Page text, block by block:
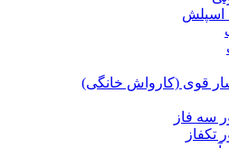
اسپلش
قوی (کارواش خانگی)
سه فاز
تکفاز